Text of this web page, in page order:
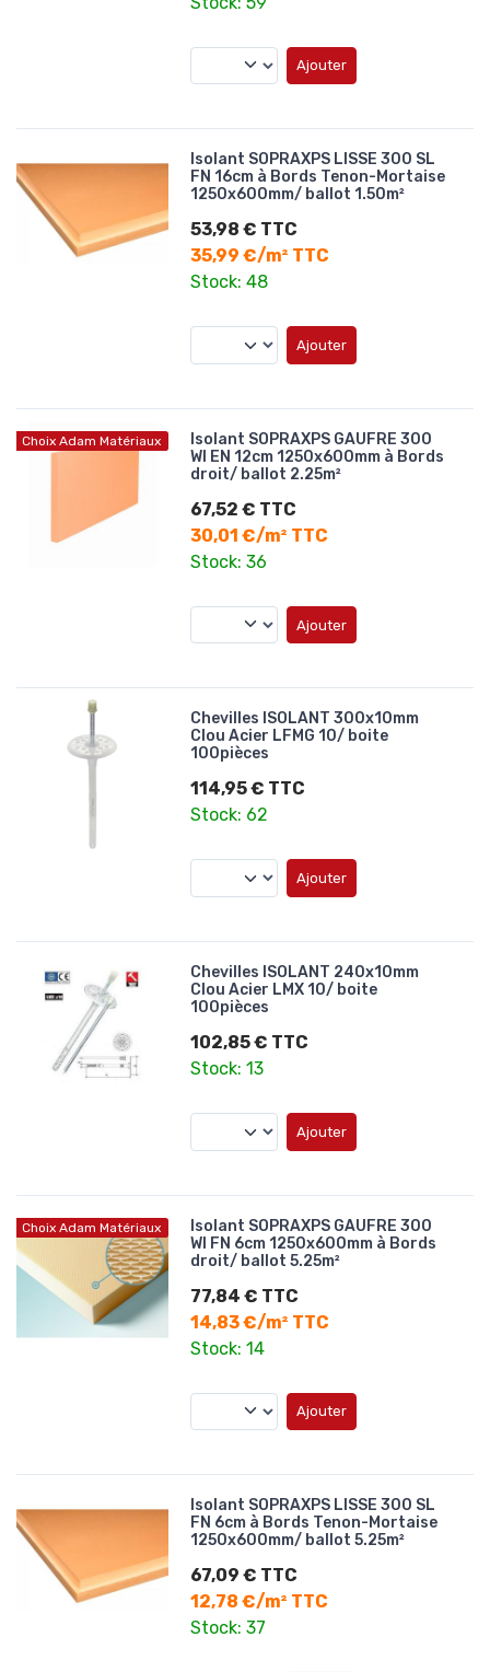
Ajouter
Isolant SOPRAXPS LISSE 300 SL
FN 16cm à Bords Tenon-Mortaise
1250x600mm/ ballot 1.50m²
53,98 € TTC
35,99 €/m² TTC
Stock: 48
Ajouter
Choix Adam Matériaux
Isolant SOPRAXPS GAUFRE 300
WI EN 12cm 1250x600mm à Bords
droit/ ballot 2.25m²
67,52 € TTC
30,01 €/m² TTC
Stock: 36
Ajouter
Chevilles ISOLANT 300x10mm
Clou Acier LFMG 10/ boite
100pièces
114,95 € TTC
Stock: 62
Ajouter
Chevilles ISOLANT 240x10mm
Clou Acier LMX 10/ boite
100pièces
102,85 € TTC
Stock: 13
Ajouter
Choix Adam Matériaux
Isolant SOPRAXPS GAUFRE 300
WI FN 6cm 1250x600mm à Bords
droit/ ballot 5.25m²
77,84 € TTC
14,83 €/m² TTC
Stock: 14
Ajouter
Isolant SOPRAXPS LISSE 300 SL
FN 6cm à Bords Tenon-Mortaise
1250x600mm/ ballot 5.25m²
67,09 € TTC
12,78 €/m² TTC
Stock: 37